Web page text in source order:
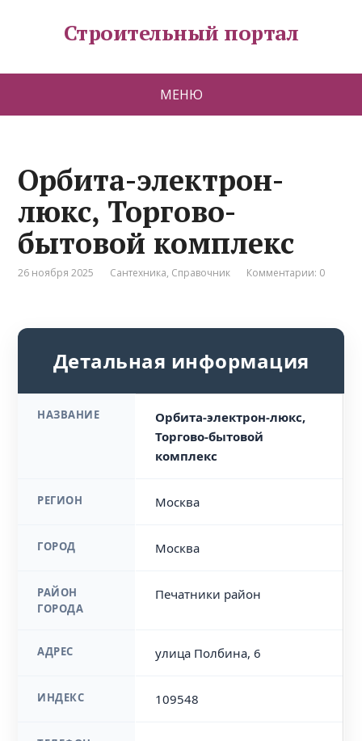
Строительный портал
МЕНЮ
Орбита-электрон-
люкс, Торгово-
бытовой комплекс
26 ноября 2025 Сантехника, Справочник Комментарии: 0
Детальная информация
НАЗВАНИЕ
Орбита-электрон-люкс,
Торгово-бытовой
комплекс
РЕГИОН Москва
ГОРОД Москва
РАЙОН
ГОРОДА
Печатники район
АДРЕС улица Полбина, 6
ИНДЕКС 109548